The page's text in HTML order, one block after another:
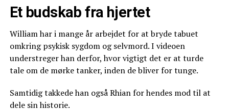
Et budskab fra hjertet
William har i mange år arbejdet for at bryde tabuet
omkring psykisk sygdom og selvmord. I videoen
understreger han derfor, hvor vigtigt det er at turde
tale om de mørke tanker, inden de bliver for tunge.
Samtidig takkede han også Rhian for hendes mod til at
dele sin historie.